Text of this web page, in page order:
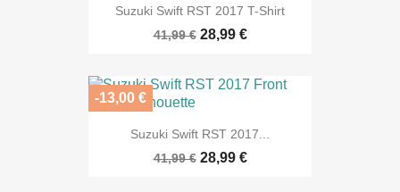
Suzuki Swift RST 2017 T-Shirt
41,99 € 28,99 €
Suzuki Swift RST 2017...
41,99 € 28,99 €
-13,00 €